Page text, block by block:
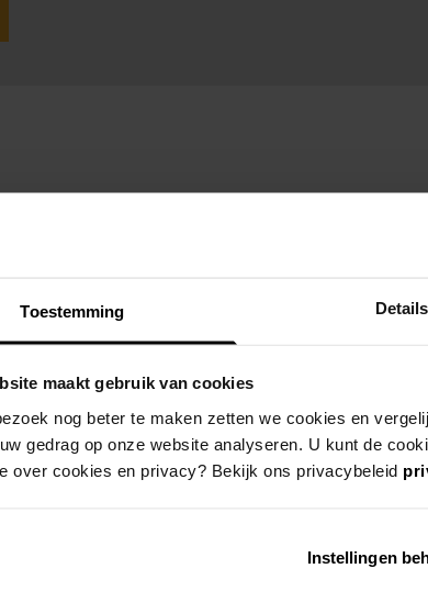
Toestemming Details
maakt gebruik van cookies
nog beter te maken zetten we cookies en
gedrag op onze website analyseren. U kunt de
over cookies en privacy? Bekijk ons privacybeleid
Instellingen
oudendijk, beetskoogkade 1 bouwen